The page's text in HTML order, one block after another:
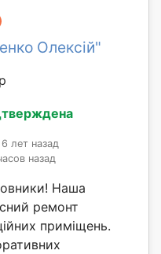
Олексій"
лет назад
назад
Наша
ремонт
приміщень.